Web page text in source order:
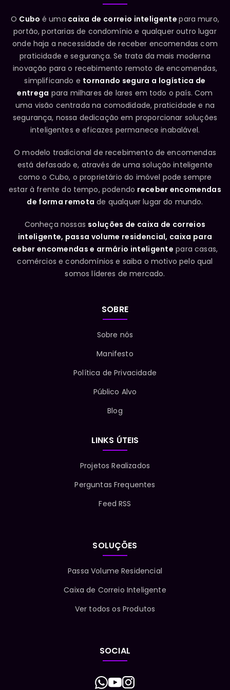
O Cubo é uma caixa de correio inteligentepara muro,
portão, portarias de condomínio e qualquer outro lugar
onde haja a necessidade de receber encomendas com
praticidade e segurança. Se trata da mais moderna
inovação para o recebimento remoto de encomendas,
simplificando e tornando segura a logística de
entrega para milhares de lares em todo o país. Com
uma visão centrada na comodidade, praticidade e na
segurança, nossa dedicação em proporcionar soluções
inteligentes e eficazes permanece inabalável.
O modelo tradicional de recebimento de encomendas
está defasado e, através de uma solução inteligente
como o Cubo, o proprietário do imóvel pode sempre
estar à frente do tempo, podendo receber encomendas
de forma remota de qualquer lugar do mundo.
Conheça nossas soluções de caixa de correios
inteligente, passa volume residencial, caixa para
ceber encomendas e armário inteligente para casas,
comércios e condomínios e saiba o motivo pelo qual
somos líderes de mercado.
SOBRE
Sobre nós
Manifesto
Política de Privacidade
Público Alvo
Blog
LINKS ÚTEIS
Projetos Realizados
Perguntas Frequentes
Feed RSS
SOLUÇÕES
Passa Volume Residencial
Caixa de Correio Inteligente
Ver todos os Produtos
SOCIAL